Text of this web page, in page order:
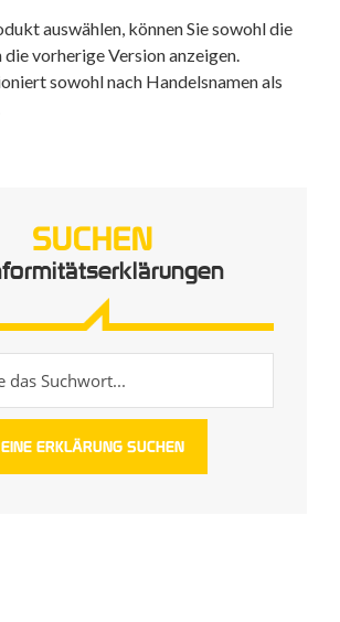
auswählen, können Sie sowohl die
die vorherige Version anzeigen.
sowohl nach Handelsnamen als
SUCHEN